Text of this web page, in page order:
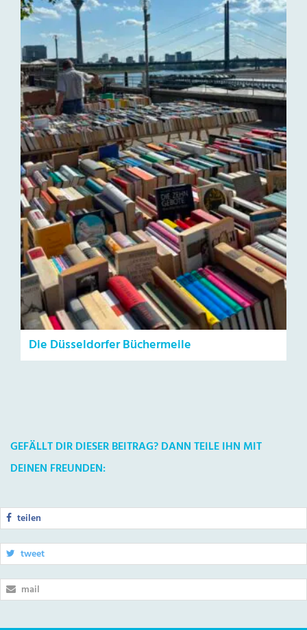
Die Düsseldorfer Büchermeile
GEFÄLLT DIR DIESER BEITRAG? DANN TEILE IHN MIT
DEINEN FREUNDEN:
teilen
tweet
mail